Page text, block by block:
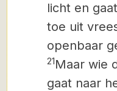
licht en
toe uit
openbaar
21Maar wie
gaat naar